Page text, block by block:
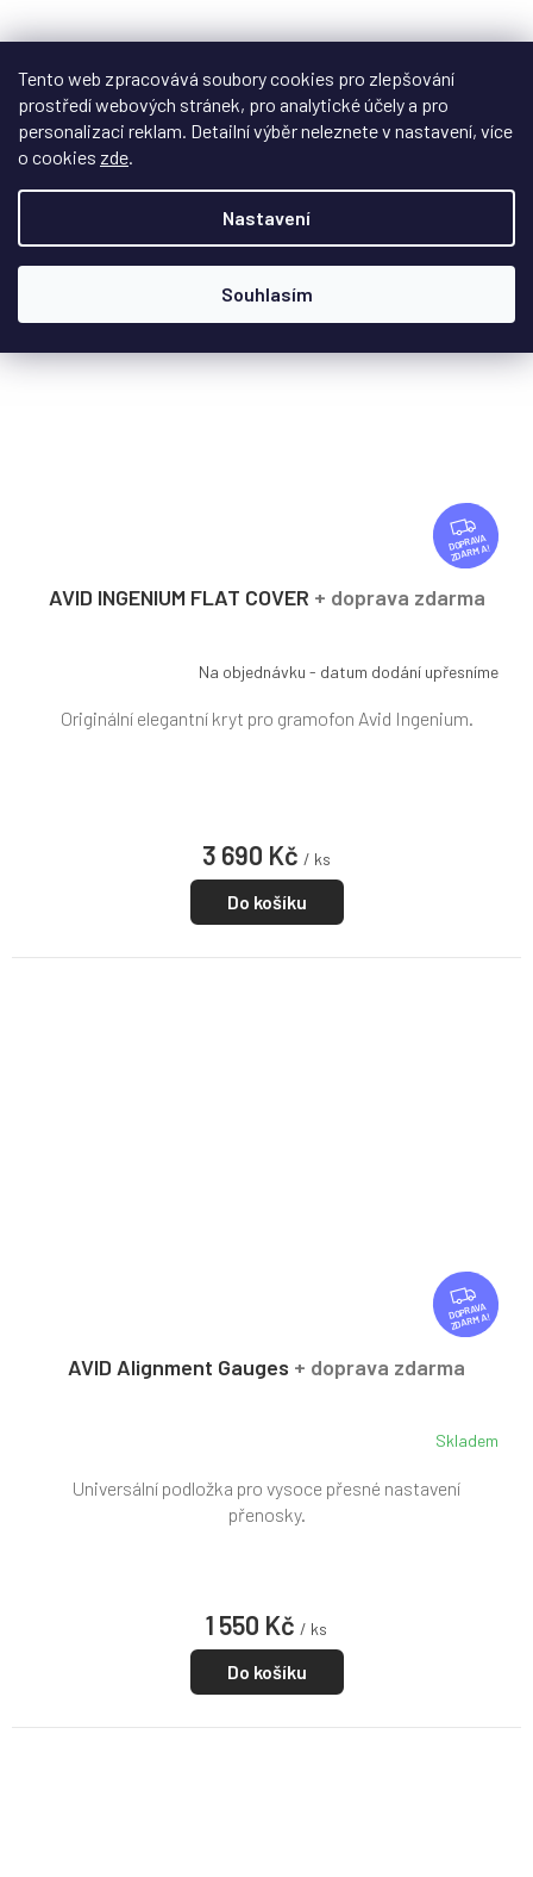
Tento web zpracovává soubory cookies pro zlepšování
prostředí webových stránek, pro analytické účely a pro
personalizaci reklam. Detailní výběr neleznete v nastavení, více
o cookies zde
Nastavení
Souhlasím
4 390 Kč/ ks
DETAIL
Z
D
A
ZDARMA
AVID INGENIUM FLAT COVER + doprava zdarma
Na objednávku - datum dodání upřesníme
3 690 Kč / ks
Do košíku
Originální elegantní kryt pro gramofon Avid Ingenium.
Z
D
A
ZDARMA
AVID Alignment Gauges + doprava zdarma
Skladem
1 550 Kč / ks
Do košíku
Universální podložka pro vysoce přesné nastavení
přenosky.